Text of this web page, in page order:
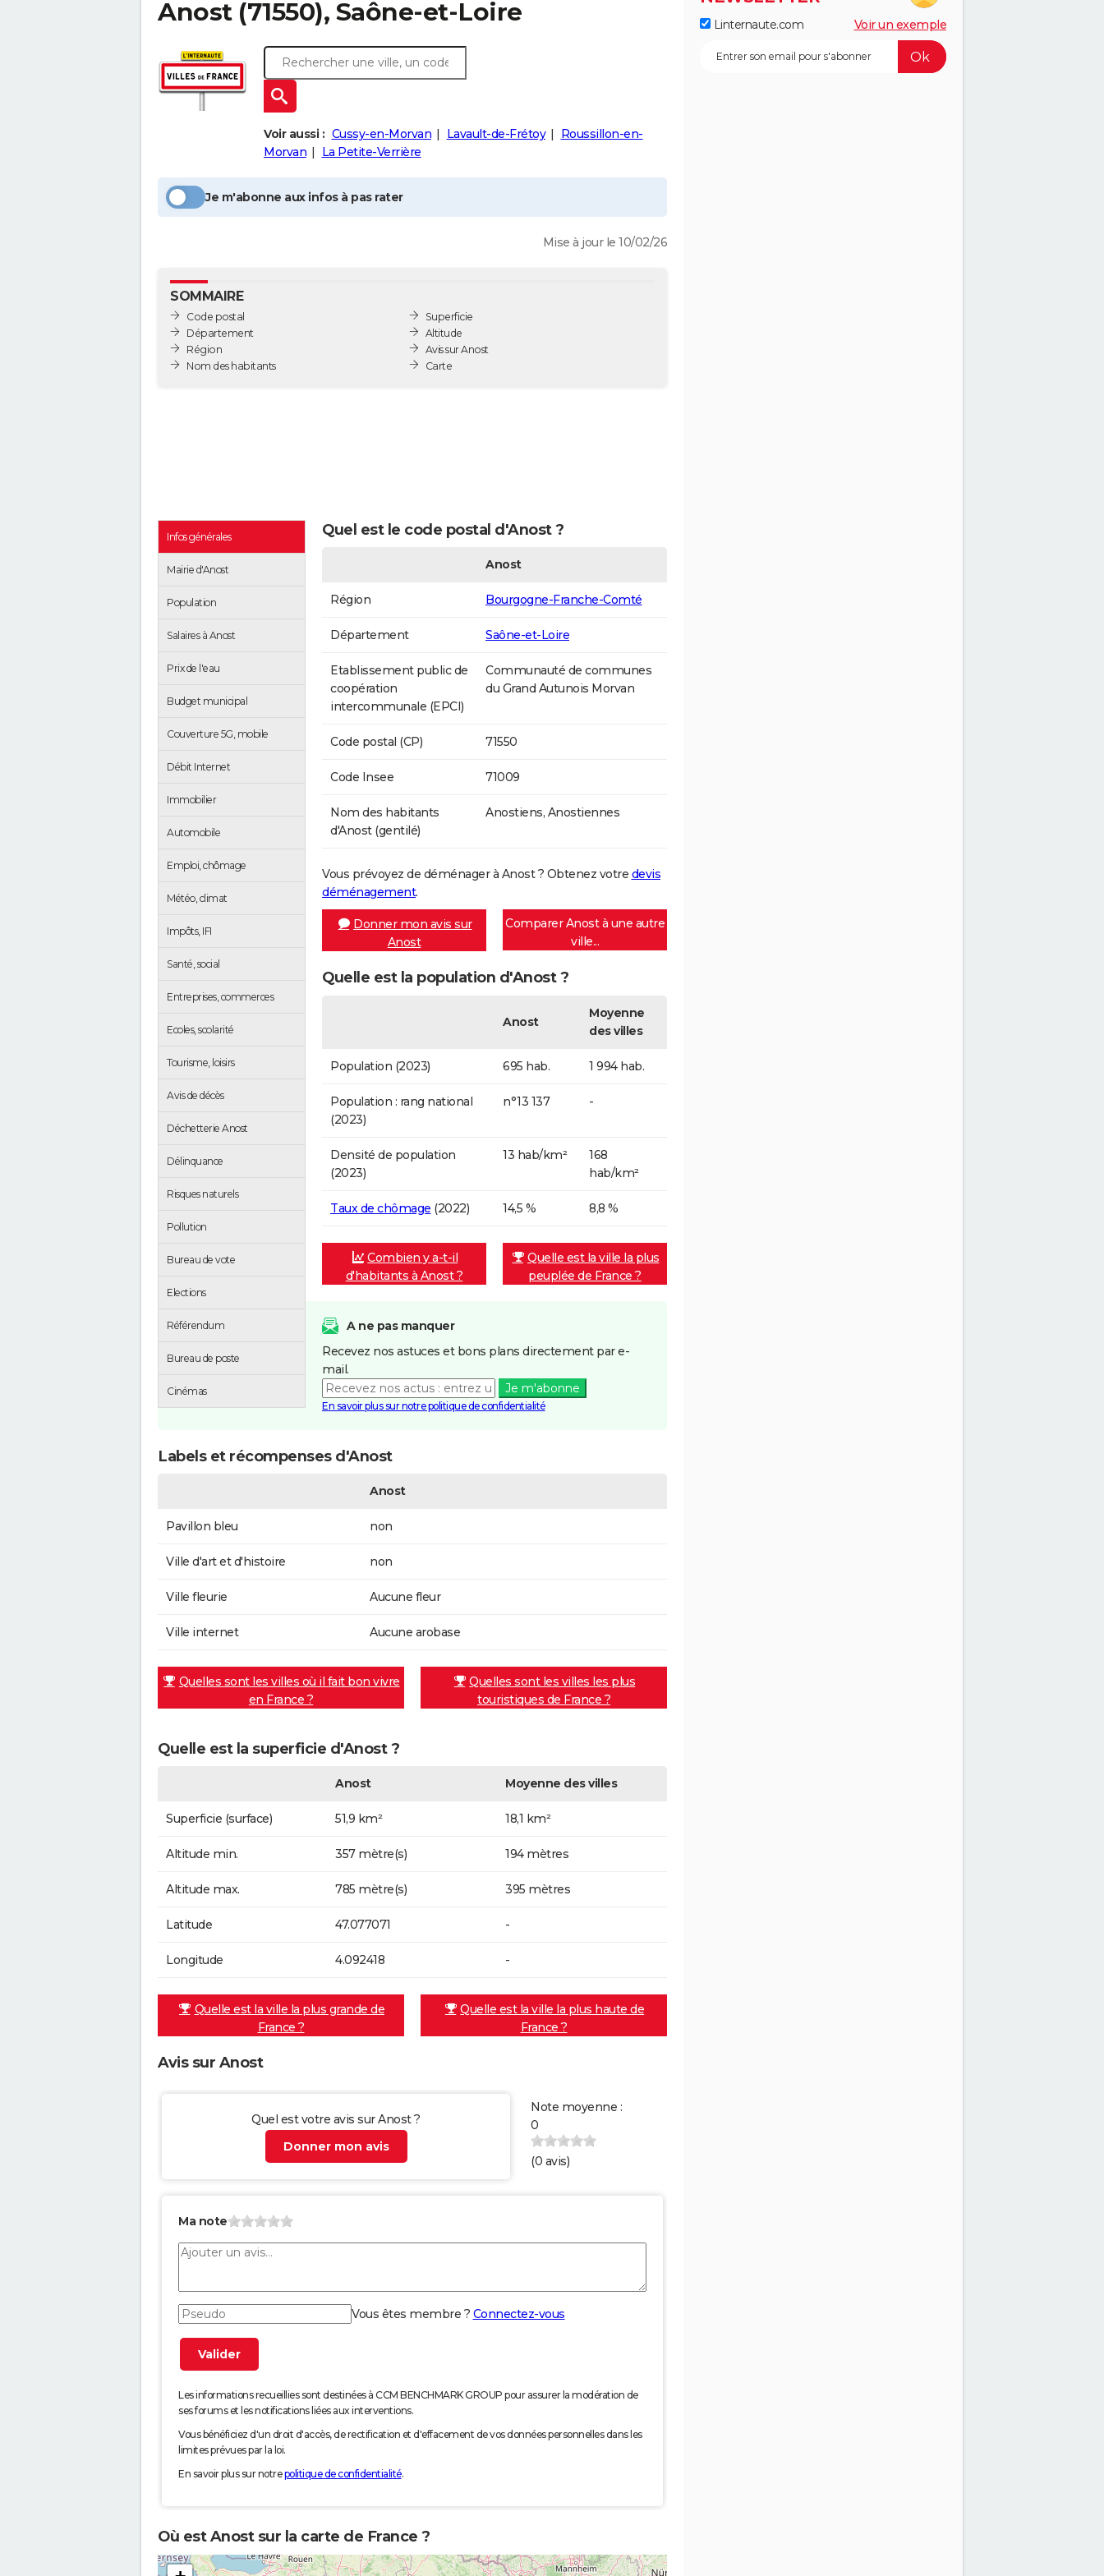
Anost(71550), Saône-et-Loire
Voir aussi : Cussy-en-Morvan Lavault-de-Frétoy
Roussillon-en-
Morvan
La Petite-Verrière
Je m'abonne aux infos à pas rater
Mise à jour le 10/02/26
SOMMAIRE
Code postal
Département
Région
Nom des habitants
Superficie
Altitude
Avis sur Anost
Carte
Infos générales
Mairie d'Anost
Population
Salaires à Anost
Prix de l'eau
Budget municipal
Couverture 5G, mobile
Débit Internet
Immobilier
Automobile
Emploi, chômage
Météo, climat
Impôts, IFI
Santé, social
Entreprises, commerces
Ecoles, scolarité
Tourisme, loisirs
Avis de décès
Déchetterie Anost
Délinquance
Risques naturels
Pollution
Bureau de vote
Elections
Référendum
Bureau de poste
Cinémas
Quel est le code postal d'Anost ?
Anost
Région Bourgogne-Franche-Comté
Département Saône-et-Loire
Etablissement public de
coopération
intercommunale (EPCI)
Communauté de communes
du Grand Autunois Morvan
Code postal (CP) 71550
Code Insee 71009
Nom des habitants
d'Anost (gentilé)
Anostiens, Anostiennes
Vous prévoyez de déménager à Anost ? Obtenez votre devis
déménagement.
Donner mon avis sur
Anost
Comparer Anost à une autre
ville...
Quelle est la population d'Anost ?
Anost
Moyenne
des villes
Population (2023) 695 hab. 1 994 hab.
Population : rang national
(2023)
n°13 137 -
Densité de population
(2023)
13 hab/km²
168
hab/km²
Taux de chômage (2022) 14,5 % 8,8 %
Combien y a-t-il
d'habitants à Anost ?
Quelle est la ville la plus
peuplée de France ?
A ne pas manquer
Recevez nos astuces et bons plans directement par e-
mail.
Je m'abonne
En savoir plus sur notre politique de confidentialité
Labels et récompenses d'Anost
Anost
Pavillon bleu non
Ville d'art et d'histoire non
Ville fleurie Aucune fleur
Ville internet Aucune arobase
Quelles sont les villes où il fait bon vivre
en France ?
Quelles sont les villes les plus
touristiques de France ?
Quelle est la superficie d'Anost ?
Anost Moyenne des villes
Superficie (surface) 51,9 km² 18,1 km²
Altitude min. 357 mètre(s) 194 mètres
Altitude max. 785 mètre(s) 395 mètres
Latitude 47.077071 -
Longitude 4.092418 -
Quelle est la ville la plus grande de
France ?
Quelle est la ville la plus haute de
France ?
Avis sur Anost
Quel est votre avis sur Anost ?
Donner mon avis
Note moyenne :
0
(0 avis)
Ma note
Vous êtes membre ? Connectez-vous
Les informations recueillies sont destinées à CCM BENCHMARK GROUP pour assurer la modération de
ses forums et les notifications liées aux interventions.
Vous bénéficiez d'un droit d'accès, de rectification et d'effacement de vos données personnelles dans les
limites prévues par la loi.
En savoir plus sur notrepolitique de confidentialité.
Où est Anost sur la carte de France ?
Linternaute.com Voir un exemple